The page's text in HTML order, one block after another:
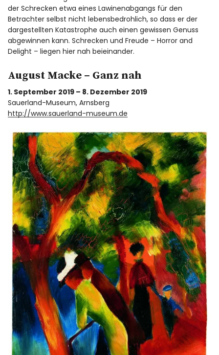
der Schrecken etwa eines Lawinenabgangs für den
Betrachter selbst nicht lebensbedrohlich, so dass er der
dargestellten Katastrophe auch einen gewissen Genuss
abgewinnen kann. Schrecken und Freude – Horror and
Delight – liegen hier nah beieinander.
August Macke – Ganz nah
1. September 2019 – 8. Dezember 2019
Sauerland-Museum, Arnsberg
http://www.sauerland-museum.de